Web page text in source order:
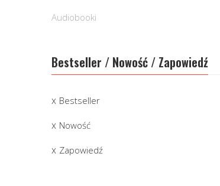
Audiobooki
Bestseller / Nowość / Zapowiedź
Bestseller
Nowość
Zapowiedź